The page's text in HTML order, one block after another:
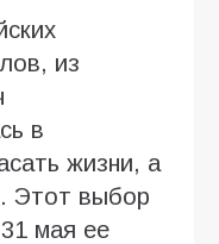
из
в
жизни, а
Этот выбор
мая ее